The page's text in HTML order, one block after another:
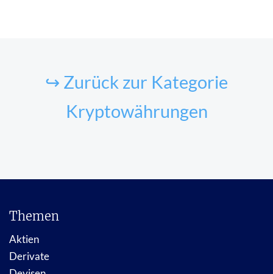
↪ Zurück zur Kategorie
Kryptowährungen
Themen
Aktien
Derivate